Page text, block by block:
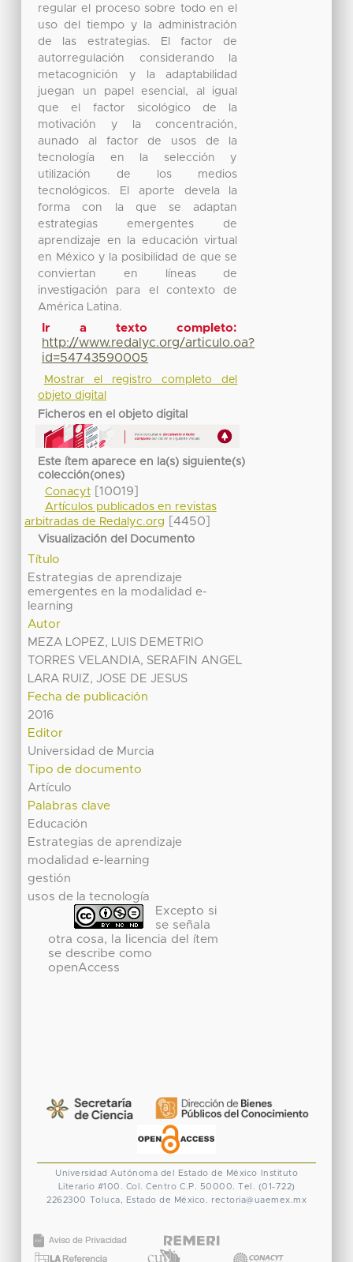
regular el proceso sobre todo en el
uso del tiempo y la administración
de las estrategias. El factor de
autorregulación considerando la
metacognición y la adaptabilidad
juegan un papel esencial, al igual
que el factor sicológico de la
motivación y la concentración,
aunado al factor de usos de la
tecnología en la selección y
utilización de los medios
tecnológicos. El aporte devela la
forma con la que se adaptan
estrategias emergentes de
aprendizaje en la educación virtual
en México y la posibilidad de que se
conviertan en líneas de
investigación para el contexto de
América Latina.
Ir a texto completo:
http://www.redalyc.org/articulo.oa?
id=54743590005
Mostrar el registro completo del
objeto digital
Ficheros en el objeto digital
Este ítem aparece en la(s) siguiente(s)
colección(ones)
Conacyt[10019]
Artículos publicados en revistas
arbitradas de Redalyc.org
[4450]
Visualización del Documento
Título
Estrategias de aprendizaje
emergentes en la modalidad e-
learning
Autor
MEZA LOPEZ, LUIS DEMETRIO
TORRES VELANDIA, SERAFIN ANGEL
LARA RUIZ, JOSE DE JESUS
Fecha de publicación
2016
Editor
Universidad de Murcia
Tipo de documento
Artículo
Palabras clave
Educación
Estrategias de aprendizaje
modalidad e-learning
gestión
usos de la tecnología
Excepto si
se señala
otra cosa, la licencia del ítem
se describe como
openAccess
Universidad Autónoma del Estado de México
Instituto
Literario #100. Col. Centro C.P. 50000. Tel. (01-722)
2262300
Toluca, Estado de México. rectoria@uaemex.mx